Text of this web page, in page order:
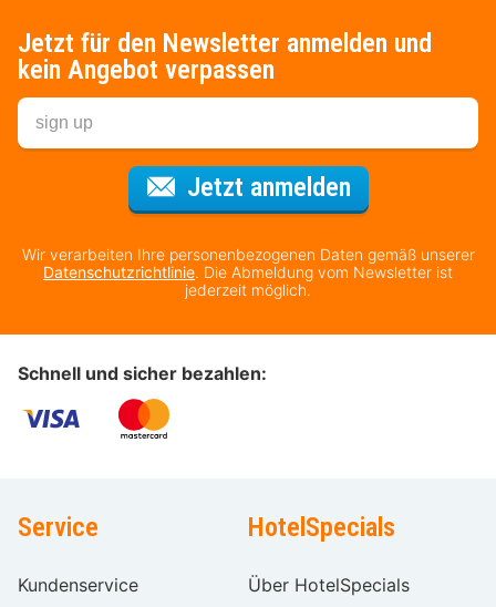
Jetzt für den Newsletter anmelden und
kein Angebot verpassen
Jetzt anmeldenFür den
Wir verarbeiten Ihre personenbezogenen Daten gemäß unserer
Datenschutzrichtlinie. Die Abmeldung vom Newsletter ist
jederzeit möglich.
Schnell und sicher bezahlen:
Service
Kundenservice
HotelSpecials
Über HotelSpecials